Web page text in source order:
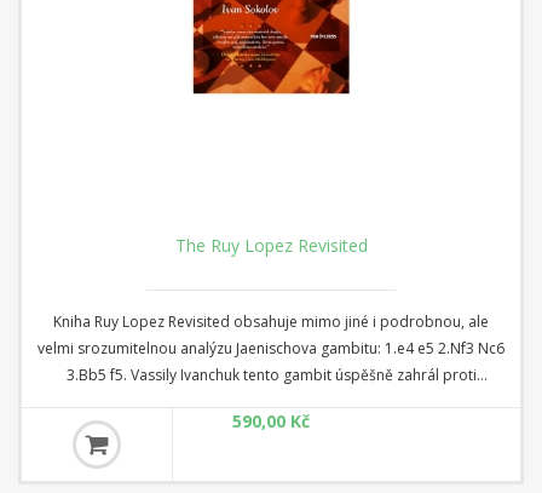
The Ruy Lopez Revisited
Kniha Ruy Lopez Revisited obsahuje mimo jiné i podrobnou, ale
velmi srozumitelnou analýzu Jaenischova gambitu: 1.e4 e5 2.Nf3 Nc6
3.Bb5 f5. Vassily Ivanchuk tento gambit úspěšně zahrál proti
finále 4. Grand Slam Masters, které se konalo v září 2011 v Sao Paulu.
Ruy Lopez (neboli španělské otevření) je jedním z nejdůležitějších a
nejstarších šachových otevření, které je stále oblíbené jak mezi
590,00 Kč